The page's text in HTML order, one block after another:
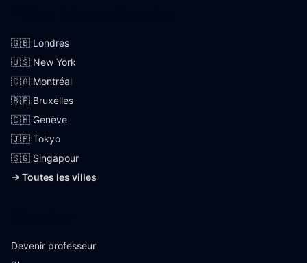
🇬🇧 Londres
🇺🇸 New York
🇨🇦 Montréal
🇧🇪 Bruxelles
🇨🇭 Genève
🇯🇵 Tokyo
🇸🇬 Singapour
→ Toutes les villes
Devenir professeur